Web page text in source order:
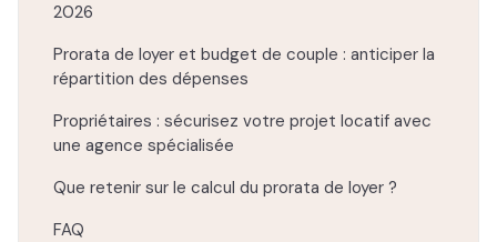
2026
Prorata de loyer et budget de couple : anticiper la
répartition des dépenses
Propriétaires : sécurisez votre projet locatif avec
une agence spécialisée
Que retenir sur le calcul du prorata de loyer ?
FAQ